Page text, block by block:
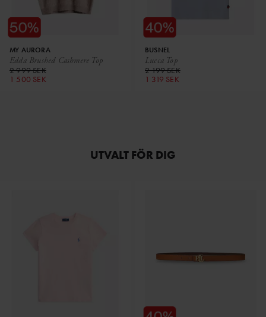
Edda Brushed Cashmere Top
MY AURORA
2 999 SEK
1 500 SEK
Lucca Top
BUSNEL
2 199 SEK
1 319 SEK
UTVALT FÖR DIG